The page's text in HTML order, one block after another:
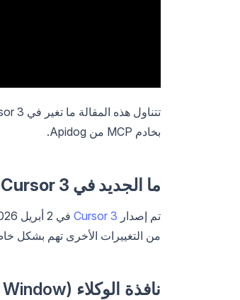
بخادم MCP من Apidog.
ما الجديد في Cursor 3
تم إصدار Cursor 3
من التغييرات الأخرى تهم بشكل
نافذة الوكلاء (Agents Window)